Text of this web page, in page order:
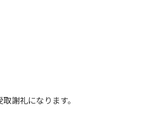
謝礼になります。